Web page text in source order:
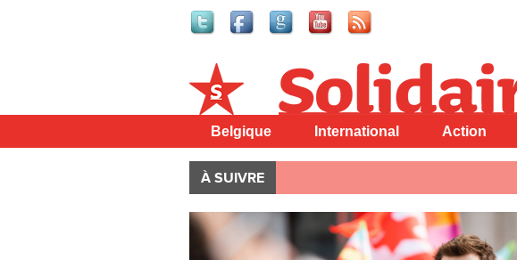
Solidaire
Belgique International Action
À SUIVRE